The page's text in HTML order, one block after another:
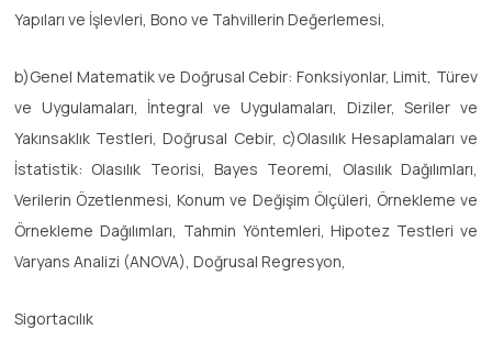
Yapıları ve İşlevleri, Bono ve Tahvillerin Değerlemesi,
b)Genel Matematik ve Doğrusal Cebir: Fonksiyonlar, Limit, Türev
ve Uygulamaları, İntegral ve Uygulamaları, Diziler, Seriler ve
Yakınsaklık Testleri, Doğrusal Cebir, c)Olasılık Hesaplamaları ve
İstatistik: Olasılık Teorisi, Bayes Teoremi, Olasılık Dağılımları,
Verilerin Özetlenmesi, Konum ve Değişim Ölçüleri, Örnekleme ve
Örnekleme Dağılımları, Tahmin Yöntemleri, Hipotez Testleri ve
Varyans Analizi (ANOVA), Doğrusal Regresyon,
Sigortacılık